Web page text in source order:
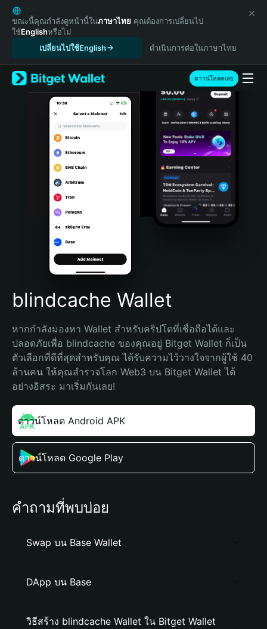
English
日本語
Tiếng Việt
Español (Latinoamérica)
Türkçe
Italiano
Português (Portugal)
Bahasa Indonesia
Português (Brasil)
Español (Argentina)
ขณะนี้คุณกำลังดูหน้านี้ในภาษาไทย คุณต้องการเปลี่ยนไป
ใช้Englishหรือไม่
เปลี่ยนไปใช้English
ดำเนินการต่อในภาษาไทย
ดาวน์โหลดเลย
blindcache Wallet
หากกำลังมองหา Wallet สำหรับคริปโตที่เชื่อถือได้และ
ปลอดภัยเพื่อ blindcache ของคุณอยู่ Bitget Wallet ก็เป็น
ตัวเลือกที่ดีที่สุดสำหรับคุณ ได้รับความไว้วางใจจากผู้ใช้ 40
ล้านคน ให้คุณสำรวจโลก Web3 บน Bitget Wallet ได้
อย่างอิสระ มาเริ่มกันเลย!
ดาวน์โหลด Android APK
ดาวน์โหลด Google Play
คำถามที่พบบ่อย
Swap บน Base Wallet
DApp บน Base
วิธีสร้าง blindcache Wallet ใน Bitget Wallet